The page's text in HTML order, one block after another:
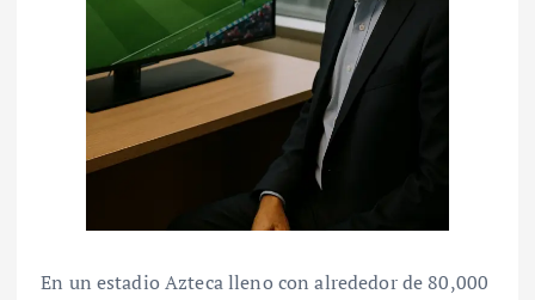
En un estadio Azteca lleno con alrededor de 80,000